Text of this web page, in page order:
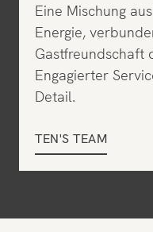
Eine Mischung
Energie,
Gastfreundschaft
Engagierter
Detail.
TEN'S TEAM